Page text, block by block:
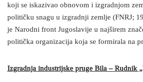
koji se iskazivao obnovom i izgradnjom
političku snagu u izgradnji zemlje (FNRJ;
je Narodni front Jugoslavije u najširem
politička organizacija koja se formirala na
Izgradnja industrijske pruge Bila – Rudnik